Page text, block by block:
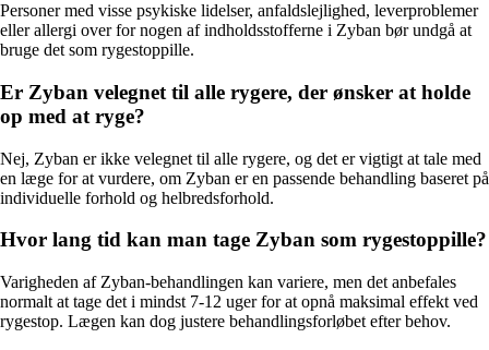
Personer med visse psykiske lidelser, anfaldslejlighed, leverproblemer
eller allergi over for nogen af indholdsstofferne i Zyban bør undgå at
bruge det som rygestoppille.
Er Zyban velegnet til alle rygere, der ønsker at holde
op med at ryge?
Nej, Zyban er ikke velegnet til alle rygere, og det er vigtigt at tale med
en læge for at vurdere, om Zyban er en passende behandling baseret på
individuelle forhold og helbredsforhold.
Hvor lang tid kan man tage Zyban som rygestoppille?
Varigheden af Zyban-behandlingen kan variere, men det anbefales
normalt at tage det i mindst 7-12 uger for at opnå maksimal effekt ved
rygestop. Lægen kan dog justere behandlingsforløbet efter behov.